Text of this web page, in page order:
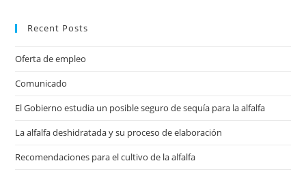
Recent Posts
Oferta de empleo
Comunicado
El Gobierno estudia un posible seguro de sequía para la alfalfa
La alfalfa deshidratada y su proceso de elaboración
Recomendaciones para el cultivo de la alfalfa